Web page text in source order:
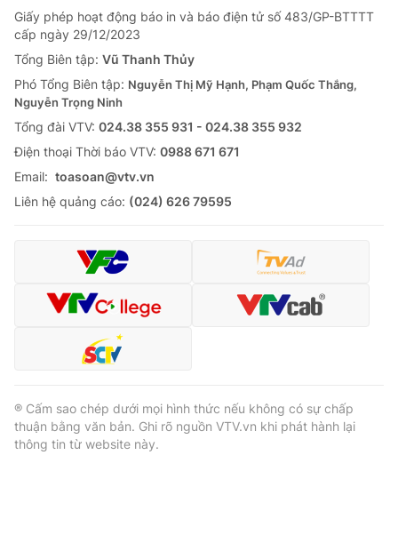
Giấy phép hoạt động báo in và báo điện tử số 483/GP-BTTTT
cấp ngày 29/12/2023
Tổng Biên tập: Vũ Thanh Thủy
Phó Tổng Biên tập: Nguyễn Thị Mỹ Hạnh, Phạm Quốc Thắng,
Nguyễn Trọng Ninh
Tổng đài VTV: 024.38 355 931 - 024.38 355 932
Ðiện thoại Thời báo VTV: 0988 671 671
Email: toasoan@vtv.vn
Liên hệ quảng cáo: (024) 626 79595
® Cấm sao chép dưới mọi hình thức nếu không có sự chấp
thuận bằng văn bản. Ghi rõ nguồn VTV.vn khi phát hành lại
thông tin từ website này.